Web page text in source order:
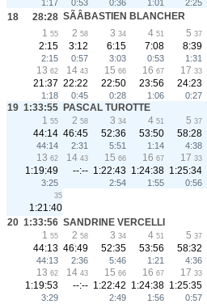
1:17 0:53 0:36 1:01 2:25
18 28:28 SÃÂBASTIEN BLANCHER
1 55 2 58 3 34 4 51 5 37
2:15 3:12 6:15 7:08 8:39
2:15 0:57 3:03 0:53 1:31
13 62 14 43 15 66 16 67 17 33
21:37 22:22 22:50 23:56 24:23
1:18 0:45 0:28 1:06 0:27
19 1:33:55 PASCAL TUROTTE
1 55 2 58 3 34 4 51 5 37
44:14 46:45 52:36 53:50 58:28
44:14 2:31 5:51 1:14 4:38
13 62 14 43 15 66 16 67 17 33
1:19:49 --:-- 1:22:43 1:24:38 1:25:34
3:25 2:54 1:55 0:56
35
1:21:40
20 1:33:56 SANDRINE VERCELLI
1 55 2 58 3 34 4 51 5 37
44:13 46:49 52:35 53:56 58:32
44:13 2:36 5:46 1:21 4:36
13 62 14 43 15 66 16 67 17 33
1:19:53 --:-- 1:22:42 1:24:38 1:25:35
3:29 2:49 1:56 0:57